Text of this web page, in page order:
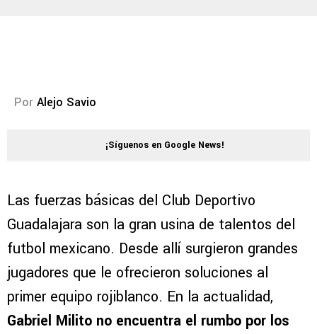
Por Alejo Savio
¡Síguenos en Google News!
Las fuerzas básicas del Club Deportivo
Guadalajara son la gran usina de talentos del
futbol mexicano. Desde allí surgieron grandes
jugadores que le ofrecieron soluciones al
primer equipo rojiblanco. En la actualidad,
Gabriel Milito no encuentra el rumbo por los